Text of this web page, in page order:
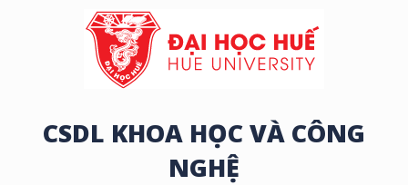
CSDL KHOA HỌC VÀ CÔNG
NGHỆ